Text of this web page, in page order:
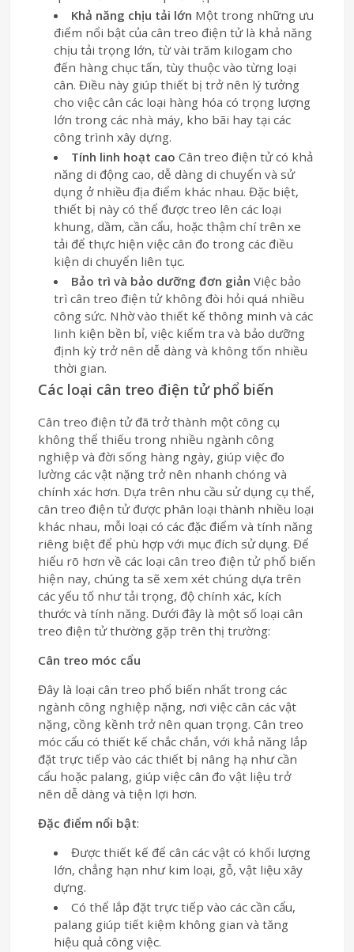
Khả năng chịu tải lớn Một trong những ưu
điểm nổi bật của cân treo điện tử là khả năng
chịu tải trọng lớn, từ vài trăm kilogam cho
đến hàng chục tấn, tùy thuộc vào từng loại
cân. Điều này giúp thiết bị trở nên lý tưởng
cho việc cân các loại hàng hóa có trọng lượng
lớn trong các nhà máy, kho bãi hay tại các
công trình xây dựng.
Tính linh hoạt cao Cân treo điện tử có khả
năng di động cao, dễ dàng di chuyển và sử
dụng ở nhiều địa điểm khác nhau. Đặc biệt,
thiết bị này có thể được treo lên các loại
khung, dầm, cần cẩu, hoặc thậm chí trên xe
tải để thực hiện việc cân đo trong các điều
kiện di chuyển liên tục.
Bảo trì và bảo dưỡng đơn giản Việc bảo
trì cân treo điện tử không đòi hỏi quá nhiều
công sức. Nhờ vào thiết kế thông minh và các
linh kiện bền bỉ, việc kiểm tra và bảo dưỡng
định kỳ trở nên dễ dàng và không tốn nhiều
thời gian.
Các loại cân treo điện tử phổ biến
Cân treo điện tử đã trở thành một công cụ
không thể thiếu trong nhiều ngành công
nghiệp và đời sống hàng ngày, giúp việc đo
lường các vật nặng trở nên nhanh chóng và
chính xác hơn. Dựa trên nhu cầu sử dụng cụ thể,
cân treo điện tử được phân loại thành nhiều loại
khác nhau, mỗi loại có các đặc điểm và tính năng
riêng biệt để phù hợp với mục đích sử dụng. Để
hiểu rõ hơn về các loại cân treo điện tử phổ biến
hiện nay, chúng ta sẽ xem xét chúng dựa trên
các yếu tố như tải trọng, độ chính xác, kích
thước và tính năng. Dưới đây là một số loại cân
treo điện tử thường gặp trên thị trường:
Cân treo móc cẩu
Đây là loại cân treo phổ biến nhất trong các
ngành công nghiệp nặng, nơi việc cân các vật
nặng, cồng kềnh trở nên quan trọng. Cân treo
móc cẩu có thiết kế chắc chắn, với khả năng lắp
đặt trực tiếp vào các thiết bị nâng hạ như cần
cẩu hoặc palang, giúp việc cân đo vật liệu trở
nên dễ dàng và tiện lợi hơn.
Đặc điểm nổi bật:
Được thiết kế để cân các vật có khối lượng
lớn, chẳng hạn như kim loại, gỗ, vật liệu xây
dựng.
Có thể lắp đặt trực tiếp vào các cần cẩu,
palang giúp tiết kiệm không gian và tăng
hiệu quả công việc.